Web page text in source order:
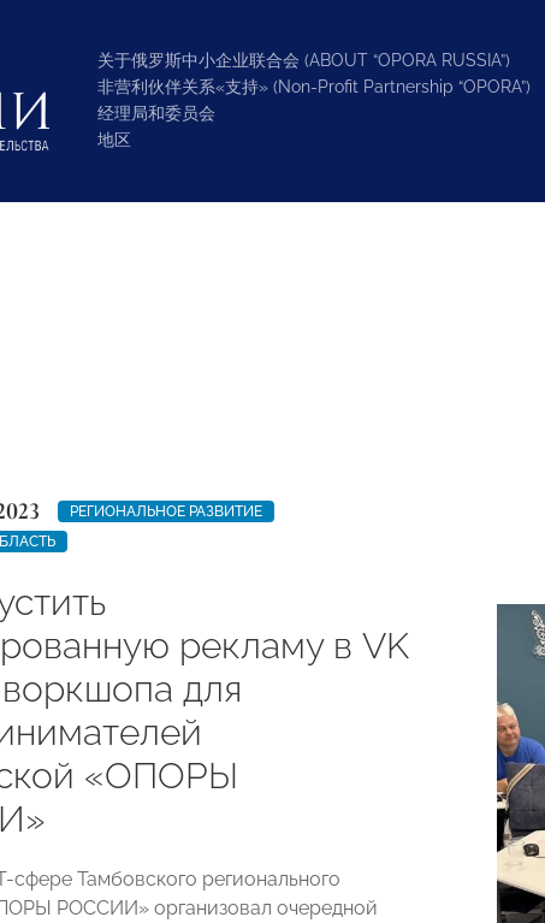
关于俄罗斯中小企业联合会 (ABOUT “OPORA RUSSIA”)
非营利伙伴关系«支持» (Non-Profit Partnership “OPORA”)
经理局和委员会
地区
РЕГИОНАЛЬНОЕ РАЗВИТИЕ
рекламу в VK
для
«ОПОРЫ
сфере Тамбовского регионального
РОССИИ» организовал очередной